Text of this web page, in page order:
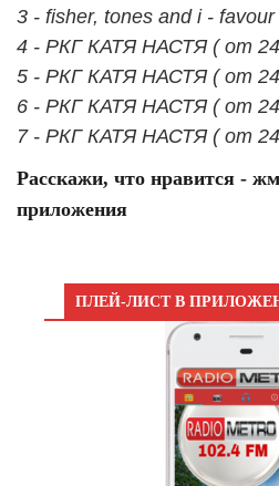
3 - fisher, tones and i - favour
4 - РКГ КАТЯ НАСТЯ ( от
5 - РКГ КАТЯ НАСТЯ ( от
6 - РКГ КАТЯ НАСТЯ ( от
7 - РКГ КАТЯ НАСТЯ ( от
Расскажи, что нравится -
приложения
ПЛЕЙ-ЛИСТ В